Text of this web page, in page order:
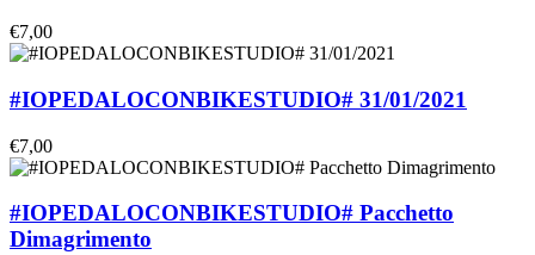
€7,00
#IOPEDALOCONBIKESTUDIO# 31/01/2021
€7,00
#IOPEDALOCONBIKESTUDIO# Pacchetto
Dimagrimento